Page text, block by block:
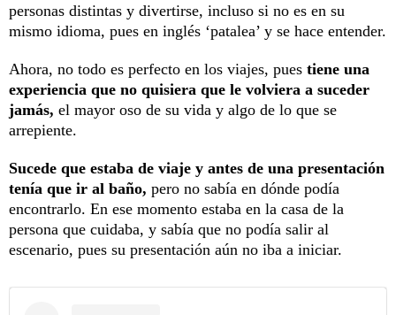
personas distintas y divertirse, incluso si no es en su
mismo idioma, pues en inglés ‘patalea’ y se hace entender.
Ahora, no todo es perfecto en los viajes, pues tiene una
experiencia que no quisiera que le volviera a suceder
jamás, el mayor oso de su vida y algo de lo que se
arrepiente.
Sucede que estaba de viaje y antes de una presentación
tenía que ir al baño, pero no sabía en dónde podía
encontrarlo. En ese momento estaba en la casa de la
persona que cuidaba, y sabía que no podía salir al
escenario, pues su presentación aún no iba a iniciar.